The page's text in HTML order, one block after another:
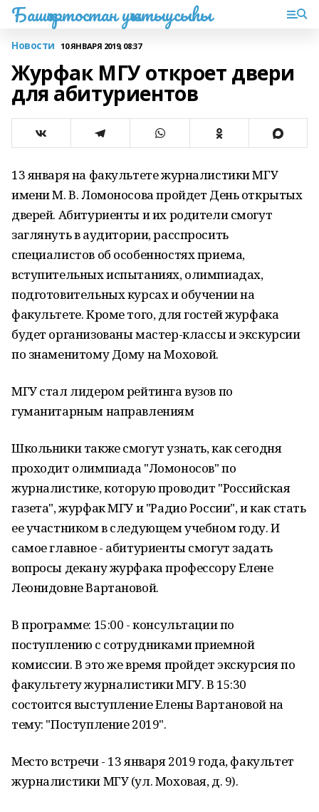
Башҡортостан уҡытыусыһы
Новости 10 ЯНВАРЯ 2019, 08:37
Журфак МГУ откроет двери
для абитуриентов
13 января на факультете журналистики МГУ
имени М. В. Ломоносова пройдет День открытых
дверей. Абитуриенты и их родители смогут
заглянуть в аудитории, расспросить
специалистов об особенностях приема,
вступительных испытаниях, олимпиадах,
подготовительных курсах и обучении на
факультете. Кроме того, для гостей журфака
будет организованы мастер-классы и экскурсии
по знаменитому Дому на Моховой.
МГУ стал лидером рейтинга вузов по
гуманитарным направлениям
Школьники также смогут узнать, как сегодня
проходит олимпиада "Ломоносов" по
журналистике, которую проводит "Российская
газета", журфак МГУ и "Радио России", и как стать
ее участником в следующем учебном году. И
самое главное - абитуриенты смогут задать
вопросы декану журфака профессору Елене
Леонидовне Вартановой.
В программе: 15:00 - консультации по
поступлению с сотрудниками приемной
комиссии. В это же время пройдет экскурсия по
факультету журналистики МГУ. В 15:30
состоится выступление Елены Вартановой на
тему: "Поступление 2019".
Место встречи - 13 января 2019 года, факультет
журналистики МГУ (ул. Моховая, д. 9).